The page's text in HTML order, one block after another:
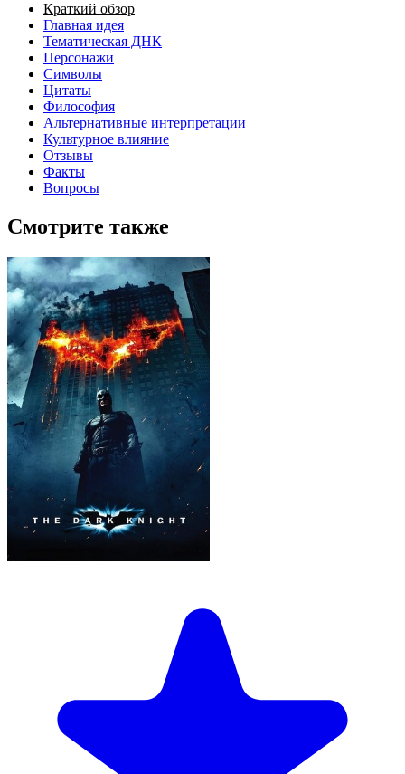
Краткий обзор
Главная идея
Тематическая ДНК
Персонажи
Символы
Цитаты
Философия
Альтернативные интерпретации
Культурное влияние
Отзывы
Факты
Вопросы
Смотрите также